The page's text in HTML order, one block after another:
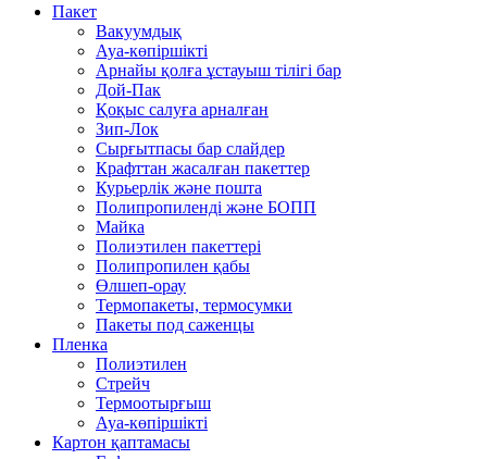
Пакет
Вакуумдық
Ауа-көпіршікті
Арнайы қолға ұстауыш тілігі бар
Дой-Пак
Қоқыс салуға арналған
Зип-Лок
Сырғытпасы бар слайдер
Крафттан жасалған пакеттер
Курьерлік және пошта
Полипропиленді және БОПП
Майка
Полиэтилен пакеттері
Полипропилен қабы
Өлшеп-орау
Термопакеты, термосумки
Пакеты под саженцы
Пленка
Полиэтилен
Стрейч
Термоотырғыш
Ауа-көпіршікті
Картон қаптамасы